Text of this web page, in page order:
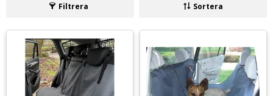
Filtrera Sortera